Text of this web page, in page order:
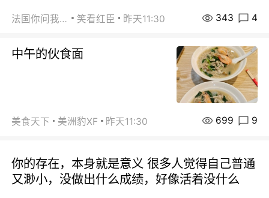
法国你问我答 笑看红臣 昨天11:30 343 4
中午的伙食面
美食天下 美洲豹XF 昨天11:30 699 9
你的存在，本身就是意义 很多人觉得自己普通
又渺小，没做出什么成绩，好像活着没什么